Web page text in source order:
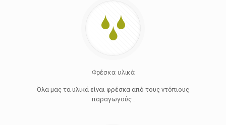
Φρέσκα υλικά
Όλα μας τα υλικά είναι φρέσκα από τους ντόπιους
παραγωγούς .